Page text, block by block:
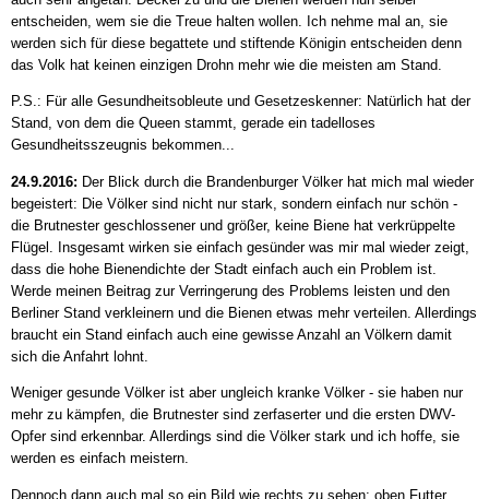
entscheiden, wem sie die Treue halten wollen. Ich nehme mal an, sie
werden sich für diese begattete und stiftende Königin entscheiden denn
das Volk hat keinen einzigen Drohn mehr wie die meisten am Stand.
P.S.: Für alle Gesundheitsobleute und Gesetzeskenner: Natürlich hat der
Stand, von dem die Queen stammt, gerade ein tadelloses
Gesundheitsszeugnis bekommen...
24.9.2016: Der Blick durch die Brandenburger Völker hat mich mal wieder
begeistert: Die Völker sind nicht nur stark, sondern einfach nur schön -
die Brutnester geschlossener und größer, keine Biene hat verkrüppelte
Flügel. Insgesamt wirken sie einfach gesünder was mir mal wieder zeigt,
dass die hohe Bienendichte der Stadt einfach auch ein Problem ist.
Werde meinen Beitrag zur Verringerung des Problems leisten und den
Berliner Stand verkleinern und die Bienen etwas mehr verteilen. Allerdings
braucht ein Stand einfach auch eine gewisse Anzahl an Völkern damit
sich die Anfahrt lohnt.
Weniger gesunde Völker ist aber ungleich kranke Völker - sie haben nur
mehr zu kämpfen, die Brutnester sind zerfaserter und die ersten DWV-
Opfer sind erkennbar. Allerdings sind die Völker stark und ich hoffe, sie
werden es einfach meistern.
Dennoch dann auch mal so ein Bild wie rechts zu sehen: oben Futter,